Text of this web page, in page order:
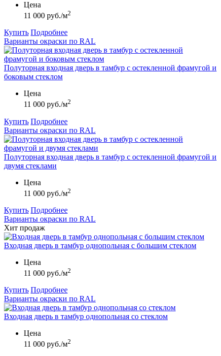
Цена
11 000 руб./м2
Купить Подробнее
Варианты окраски по RAL
Полуторная входная дверь в тамбур с остекленной фрамугой и
боковым стеклом
Цена
11 000 руб./м2
Купить Подробнее
Варианты окраски по RAL
Полуторная входная дверь в тамбур с остекленной фрамугой и
двумя стеклами
Цена
11 000 руб./м2
Купить Подробнее
Варианты окраски по RAL
Хит продаж
Входная дверь в тамбур однопольная с большим стеклом
Цена
11 000 руб./м2
Купить Подробнее
Варианты окраски по RAL
Входная дверь в тамбур однопольная со стеклом
Цена
11 000 руб./м2